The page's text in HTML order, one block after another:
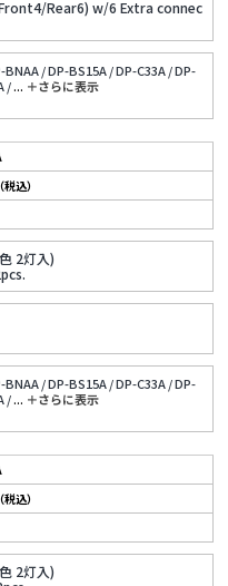
Rear6) w/6 Extra connec
BNAA /DP-BS15A /DP-C33A /DP-
/... ＋さらに表⽰
2灯入)
込）
BNAA /DP-BS15A /DP-C33A /DP-
/... ＋さらに表⽰
2灯入)
込）